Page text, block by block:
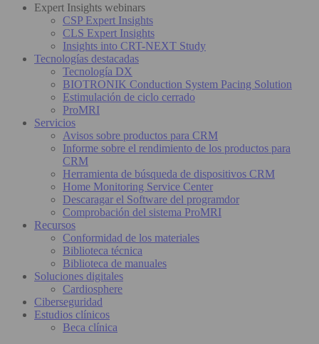
Expert Insights webinars
CSP Expert Insights
CLS Expert Insights
Insights into CRT-NEXT Study
Tecnologías destacadas
Tecnología DX
BIOTRONIK Conduction System Pacing Solution
Estimulación de ciclo cerrado
ProMRI
Servicios
Avisos sobre productos para CRM
Informe sobre el rendimiento de los productos para
CRM
Herramienta de búsqueda de dispositivos CRM
Home Monitoring Service Center
Descaragar el Software del programdor
Comprobación del sistema ProMRI
Recursos
Conformidad de los materiales
Biblioteca técnica
Biblioteca de manuales
Soluciones digitales
Cardiosphere
Ciberseguridad
Estudios clínicos
Beca clínica